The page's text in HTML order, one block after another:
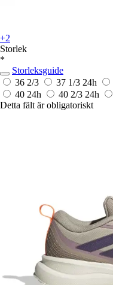
+2
Storlek
*
Storleksguide
36 2/3
37 1/3 24h
40 24h 40 2/3 24h
Detta fält är obligatoriskt